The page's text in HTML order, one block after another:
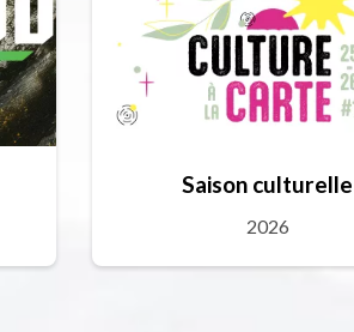
Saison culturelle
2026